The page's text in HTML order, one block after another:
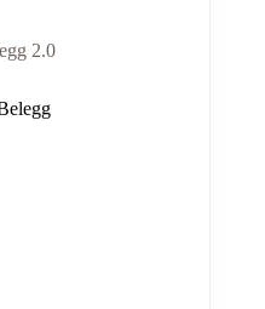
2.0